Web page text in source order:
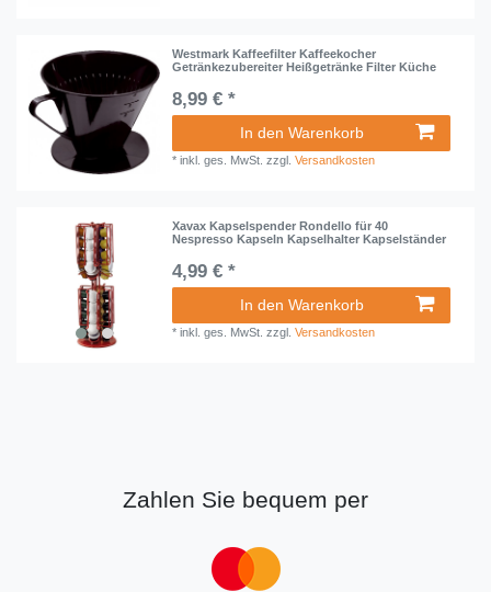
Westmark Kaffeefilter Kaffeekocher
Getränkezubereiter Heißgetränke Filter Küche
8,99 € *
In den Warenkorb
*inkl. ges. MwSt. zzgl.Versandkosten
Xavax Kapselspender Rondello für 40
Nespresso Kapseln Kapselhalter Kapselständer
4,99 € *
In den Warenkorb
*inkl. ges. MwSt. zzgl.Versandkosten
Zahlen Sie bequem per